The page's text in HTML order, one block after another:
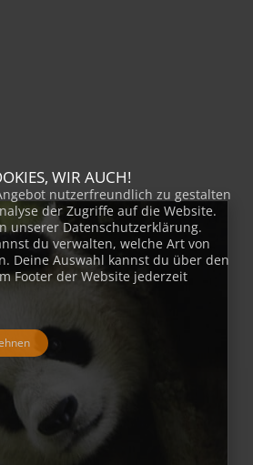
WIR AUCH!
nutzerfreundlich zu gestalten
der Zugriffe auf die Website.
unserer Datenschutzerklärung.
du verwalten, welche Art von
Deine Auswahl kannst du über den
Footer der Website jederzeit